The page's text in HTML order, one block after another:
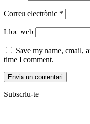
Correu electrònic *
Lloc web
Save my name, email,
time I comment.
Subscriu-te